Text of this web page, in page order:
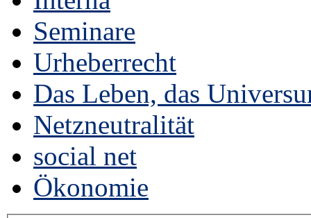
Seminare
Urheberrecht
Das Leben, das
Netzneutralität
social net
Ökonomie